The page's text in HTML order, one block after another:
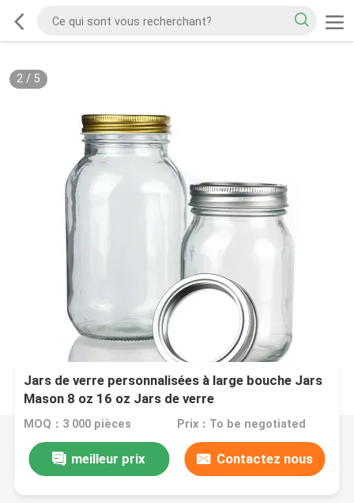
2/ 5
Jars de verre personnalisées à large bouche Jars
Mason 8 oz 16 oz Jars de verre
MOQ：3 000 pièces Prix：To be negotiated
meilleur prix Contactez nous